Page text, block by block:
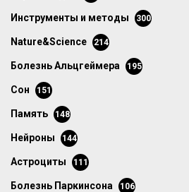
инструменты и методы 300
Nature&Science 214
болезнь Альцгеймера 195
сон 151
память 148
нейроны 144
астроциты 111
болезнь Паркинсона 106